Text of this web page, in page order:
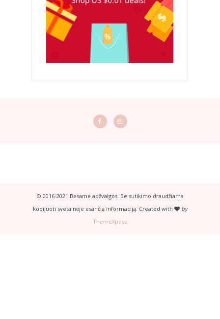
© 2016-2021 Besame apžvalgos. Be sutikimo draudžiama
kopijuoti svetainėje esančią informaciją. Created with
by
ThemeXpose